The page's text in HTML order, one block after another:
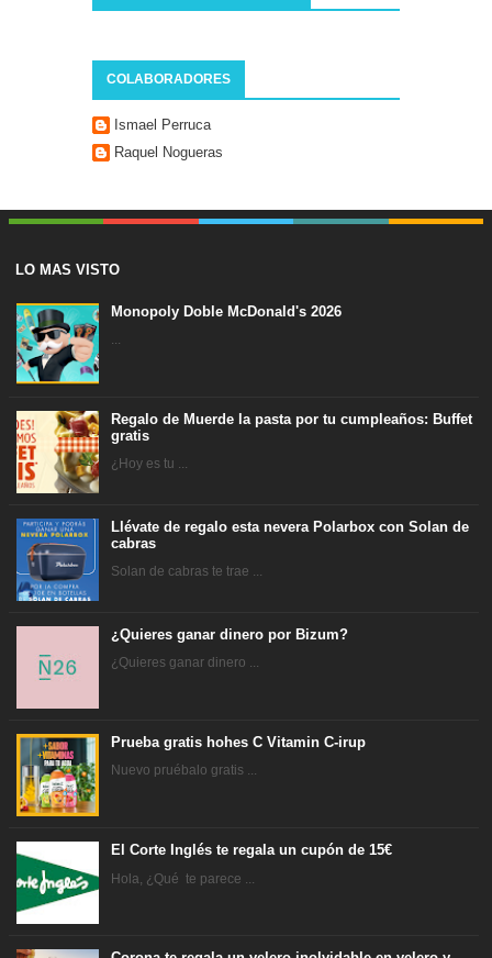
COLABORADORES
Ismael Perruca
Raquel Nogueras
LO MAS VISTO
Monopoly Doble McDonald's 2026
...
Regalo de Muerde la pasta por tu cumpleaños: Buffet
gratis
¿Hoy es tu ...
Llévate de regalo esta nevera Polarbox con Solan de
cabras
Solan de cabras te trae ...
¿Quieres ganar dinero por Bizum?
¿Quieres ganar dinero ...
Prueba gratis hohes C Vitamin C-irup
Nuevo pruébalo gratis ...
El Corte Inglés te regala un cupón de 15€
Hola, ¿Qué te parece ...